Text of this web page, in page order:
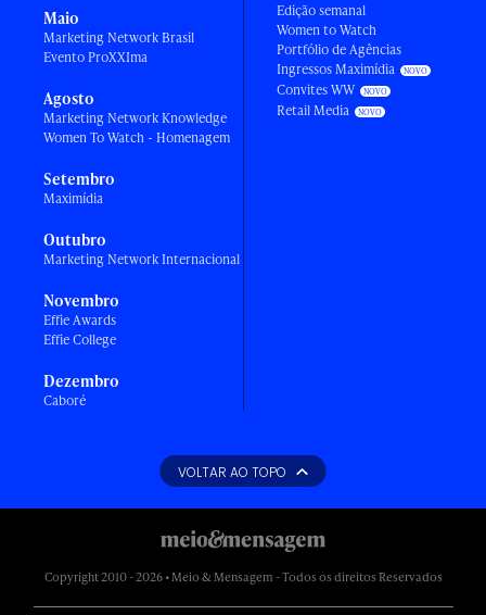
Maio
Marketing Network Brasil
Evento ProXXIma
Agosto
Marketing Network Knowledge
Women To Watch - Homenagem
Setembro
Maximídia
Outubro
Marketing Network Internacional
Novembro
Effie Awards
Effie College
Dezembro
Caboré
Edição semanal
Women to Watch
Portfólio de Agências
Ingressos Maximídia
Convites WW
Retail Media
VOLTAR AO TOPO
Copyright 2010 - 2026 • Meio & Mensagem - Todos os direitos Reservados